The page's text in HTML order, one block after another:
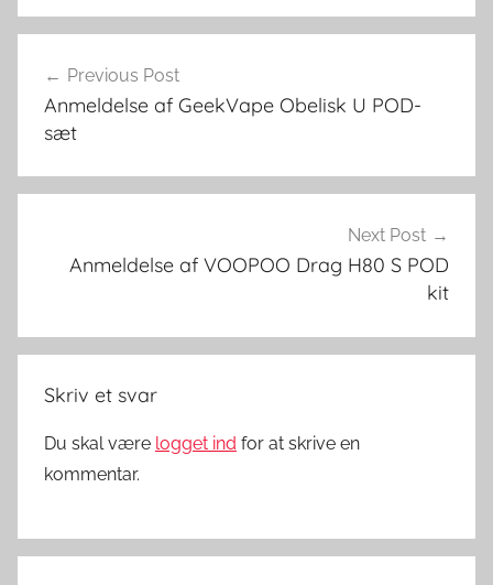
V
i
n
g
k
Previous Post
Anmeldelse af GeekVape Obelisk U POD-
sæt
Next Post
Anmeldelse af VOOPOO Drag H80 S POD
kit
Skriv et svar
Du skal være logget ind for at skrive en
kommentar.